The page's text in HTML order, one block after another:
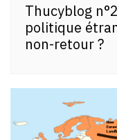
Thucyblog
politique
non-retour ?